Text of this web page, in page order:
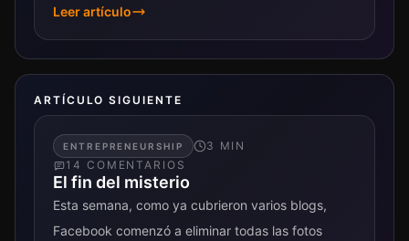
a la cancha...
Leer artículo
ARTÍCULO SIGUIENTE
ENTREPRENEURSHIP 3 MIN
14 COMENTARIO S
El fin del misterio
Esta semana, como ya cubrieron varios blogs,
Facebook comenzó a eliminar todas las fotos